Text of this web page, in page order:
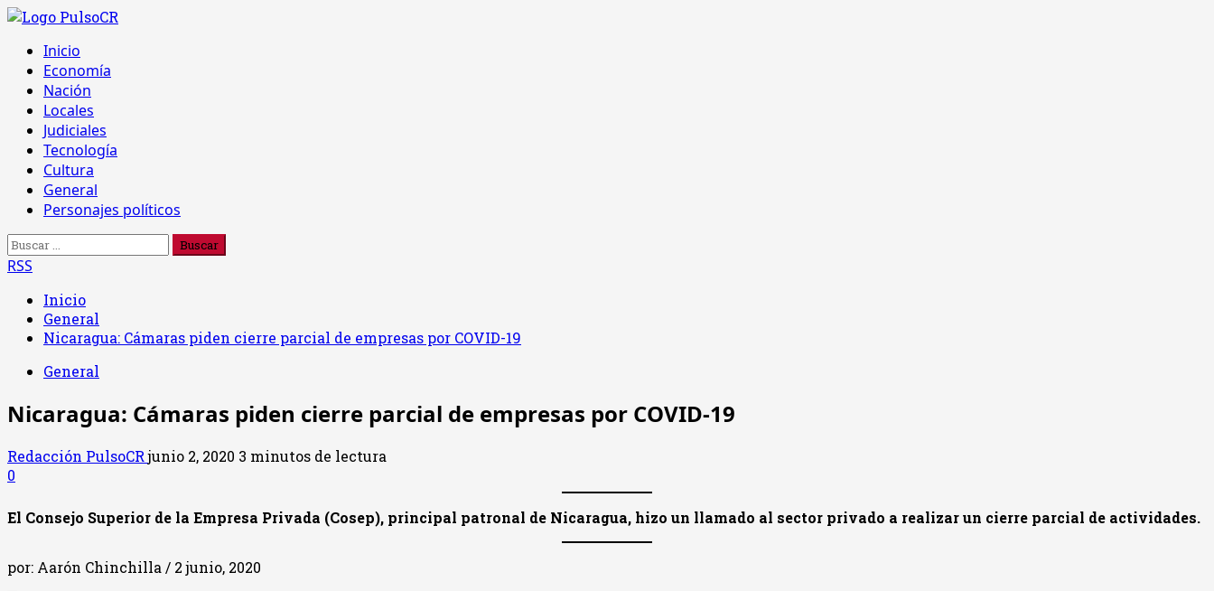
Saltar
contenido
Menú
principal
Inicio
Economía
Nación
Locales
Judiciales
Tecnología
Cultura
General
Personajes políticos
Buscar:
RSS
Inicio
General
Nicaragua: Cámaras piden cierre parcial de empresas por COVID-19
General
Nicaragua: Cámaras piden cierre parcial de empresas por COVID-19
Redacción PulsoCRjunio 2, 2020 3 minutos de lectura
0
El Consejo Superior de la Empresa Privada (Cosep), principal patronal de Nicaragua, hizo un llamado al sector privado a realizar un cierre parcial de actividades.
por: Aarón Chinchilla / 2 junio, 2020